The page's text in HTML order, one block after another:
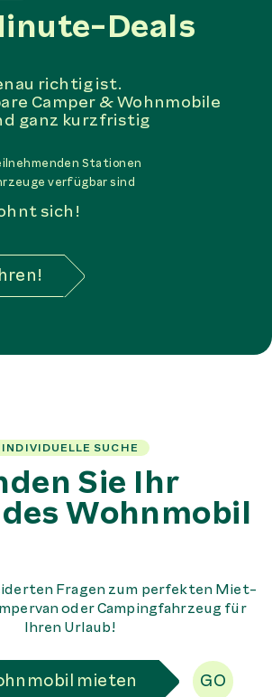
Deals
richtig ist.
Camper & Wohnmobile
ganz kurzfristig
Stationen
verfügbar sind
sich!
INDIVIDUELLE SUCHE
Sie Ihr
Wohnmobil
Fragen zum perfekten Miet-
oder Campingfahrzeug für
Ihren Urlaub!
mieten GO